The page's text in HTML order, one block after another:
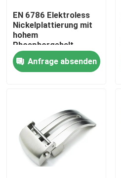
Produkte
Videos
EN 6786 Elektroless
Nickelplattierung mit
hohem
Phosphorgehalt
Anfrage absenden